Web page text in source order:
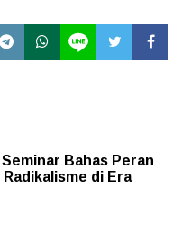
Bahas Peran
di Era